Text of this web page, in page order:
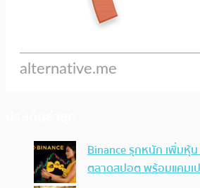
Binance รุกหนัก เพิ่มหุ้
ตลาดสปอต พร้อมแคมเ